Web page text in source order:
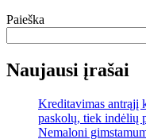
Paieška
Naujausi įrašai
Kreditavimas antrąjį
paskolų, tiek indėlių
Nemaloni